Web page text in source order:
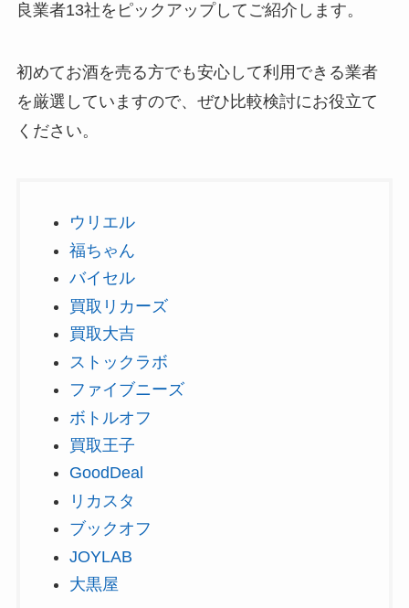
良業者13社をピックアップしてご紹介します。
初めてお酒を売る方でも安心して利用できる業者
を厳選していますので、ぜひ比較検討にお役立て
ください。
ウリエル
福ちゃん
バイセル
買取リカーズ
買取大吉
ストックラボ
ファイブニーズ
ボトルオフ
買取王子
GoodDeal
リカスタ
ブックオフ
JOYLAB
大黒屋